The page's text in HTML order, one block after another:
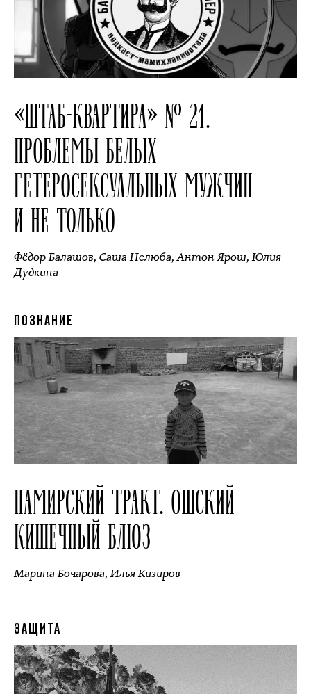
«ШТАБ-КВАРТИРА» № 21.
ПРОБЛЕМЫ БЕЛЫХ
ГЕТЕРОСЕКСУАЛЬНЫХ МУЖЧИН
И НЕ ТОЛЬКО
Фёдор Балашов, Саша Нелюба,Антон Ярош,Юлия
Дудкина
ПОЗНАНИЕ
ПАМИРСКИЙ ТРАКТ. ОШСКИЙ
КИШЕЧНЫЙ БЛЮЗ
Марина Бочарова,Илья Кизиров
ЗАЩИТА